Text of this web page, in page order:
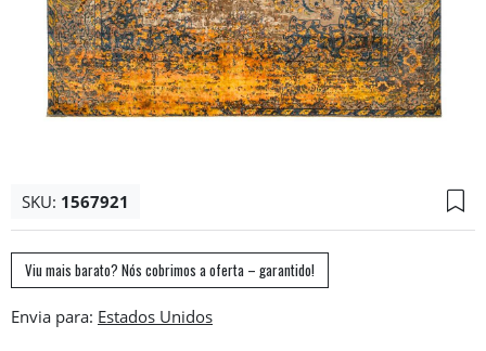
SKU: 1567921
Viu mais barato? Nós cobrimos a oferta – garantido!
Envia para: